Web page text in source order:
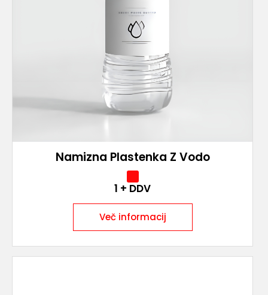
Namizna Plastenka Z Vodo
1 + DDV
Več informacij